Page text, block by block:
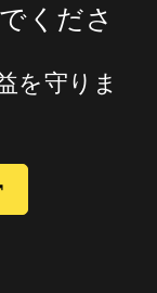
くださ
を守りま